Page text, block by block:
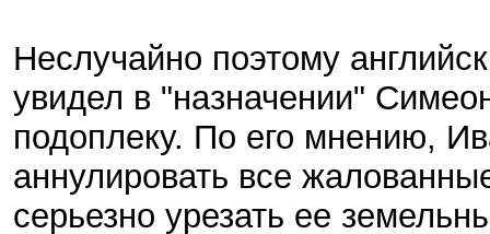
Неслучайно поэтому
увидел в "назначении"
подоплеку. По его мнению,
аннулировать все
серьезно урезать ее